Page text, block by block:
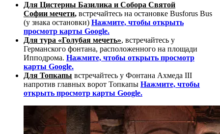
Для Цистерны Базилика и Собора Святой
Софии мечети, встречайтесь на остановке Busforus Bus
(у знака остановки) Нажмите, чтобы открыть
просмотр карты Google.
Для тура «Голубая мечеть», встречайтесь у
Германского фонтана, расположенного на площади
Ипподрома. Нажмите, чтобы открыть просмотр
карты Google.
Для Топкапы встречайтесь у Фонтана Ахмеда III
напротив главных ворот Топкапы Нажмите, чтобы
открыть просмотр карты Google.